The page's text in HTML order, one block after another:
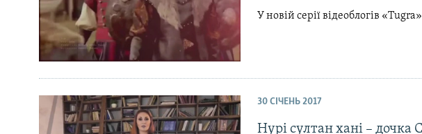
У новій серії відеоблогів
30 СІЧЕНЬ 2017
Нурі султан хані – дочка